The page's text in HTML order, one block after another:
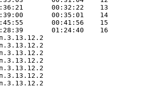
01:36:21       00:32:22    13
01:39:00       00:35:01    14
01:45:55       00:41:56    15
02:28:39       01:24:40    16
243    п.п.3.13.12.2
231    п.п.3.13.12.2
248    п.п.3.13.12.2
234    п.п.3.13.12.2
250    п.п.3.13.12.2
232    п.п.3.13.12.2